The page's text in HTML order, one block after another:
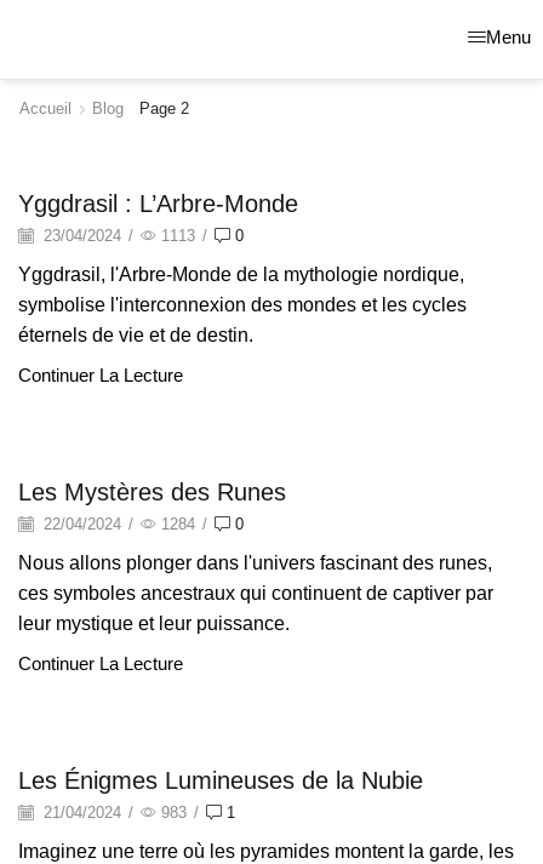
Menu
Accueil Blog Page 2
Légendes
Yggdrasil : L’Arbre-Monde
23/04/2024 / 1113 / 0
Yggdrasil, l'Arbre-Monde de la mythologie nordique,
symbolise l'interconnexion des mondes et les cycles
éternels de vie et de destin.
Continuer La Lecture
Divination
Les Mystères des Runes
22/04/2024 / 1284 / 0
Nous allons plonger dans l'univers fascinant des runes,
ces symboles ancestraux qui continuent de captiver par
leur mystique et leur puissance.
Continuer La Lecture
Légendes
Les Énigmes Lumineuses de la Nubie
21/04/2024 / 983 / 1
Imaginez une terre où les pyramides montent la garde, les